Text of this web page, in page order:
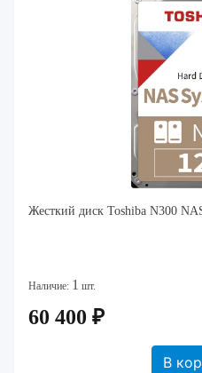
Жесткий диск Toshiba N300
Наличие: 1 шт.
60 400 ₽
В